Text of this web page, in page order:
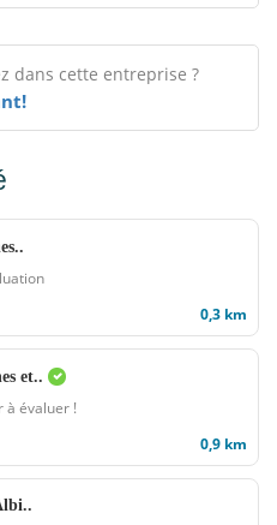
dans cette entreprise ?
0,3 km
et..
à évaluer !
0,9 km